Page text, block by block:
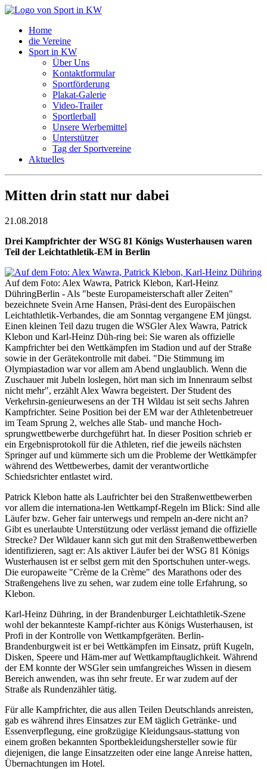
Home
die Vereine
Sport in KW
Über Uns
Kontaktformular
Sportförderung
Plakat-Galerie
Video-Trailer
Sportlerball
Unsere Werbemittel
Unterstützer
Tag der Sportvereine
Aktuelles
Mitten drin statt nur dabei
21.08.2018
Drei Kampfrichter der WSG 81 Königs Wusterhausen waren
Teil der Leichtathletik-EM in Berlin
Auf dem Foto: Alex Wawra, Patrick Klebon, Karl-Heinz
DühringBerlin - Als "beste Europameisterschaft aller Zeiten"
bezeichnete Svein Arne Hansen, Präsi-dent des Europäischen
Leichtathletik-Verbandes, die am Sonntag vergangene EM jüngst.
Einen kleinen Teil dazu trugen die WSGler Alex Wawra, Patrick
Klebon und Karl-Heinz Düh-ring bei: Sie waren als offizielle
Kampfrichter bei den Wettkämpfen im Stadion und auf der Straße
sowie in der Gerätekontrolle mit dabei. "Die Stimmung im
Olympiastadion war vor allem am Abend unglaublich. Wenn die
Zuschauer mit Jubeln loslegen, hört man sich im Innenraum selbst
nicht mehr", erzählt Alex Wawra begeistert. Der Student des
Verkehrsin-genieurwesens an der TH Wildau ist seit sechs Jahren
Kampfrichter. Seine Position bei der EM war der Athletenbetreuer
im Team Sprung 2, welches alle Stab- und manche Hoch-
sprungwettbewerbe durchgeführt hat. In dieser Position schrieb er
ein Ergebnisprotokoll für die Athleten, rief die jeweils nächsten
Springer auf und kümmerte sich um die Probleme der Wettkämpfer
während des Wettbewerbes, damit der verantwortliche
Schiedsrichter entlastet wird.
Patrick Klebon hatte als Laufrichter bei den Straßenwettbewerben
vor allem die internationa-len Wettkampf-Regeln im Blick: Sind alle
Läufer bzw. Geher fair unterwegs und rempeln an-dere nicht an?
Gibt es unerlaubte Unterstützung oder verlässt jemand die offizielle
Strecke? Der Wildauer kann sich gut mit den Straßenwettbewerben
identifizieren, sagt er: Als aktiver Läufer bei der WSG 81 Königs
Wusterhausen ist er selbst gern mit den Sportschuhen unter-wegs.
Die europaweite "Crème de la Crème" des Marathons oder des
Straßengehens live zu sehen, war zudem eine tolle Erfahrung, so
Klebon.
Karl-Heinz Dühring, in der Brandenburger Leichtathletik-Szene
wohl der bekannteste Kampf-richter aus Königs Wusterhausen, ist
Profi in der Kontrolle von Wettkampfgeräten. Berlin-
Brandenburgweit ist er bei Wettkämpfen im Einsatz, prüft Kugeln,
Disken, Speere und Häm-mer auf Wettkampftauglichkeit. Während
der EM konnte der WSGler sein umfangreiches Wissen in diesem
Bereich anwenden, was ihn sehr freute. Er war zudem auf der
Straße als Rundenzähler tätig.
Für alle Kampfrichter, die aus allen Teilen Deutschlands anreisten,
gab es während ihres Einsatzes zur EM täglich Getränke- und
Essenverpflegung, eine großzügige Kleidungsaus-stattung von
einem großen bekannten Sportbekleidungshersteller sowie für
diejenigen, die lange Einsatzzeiten oder eine lange Anreise hatten,
Übernachtungen im Hotel.